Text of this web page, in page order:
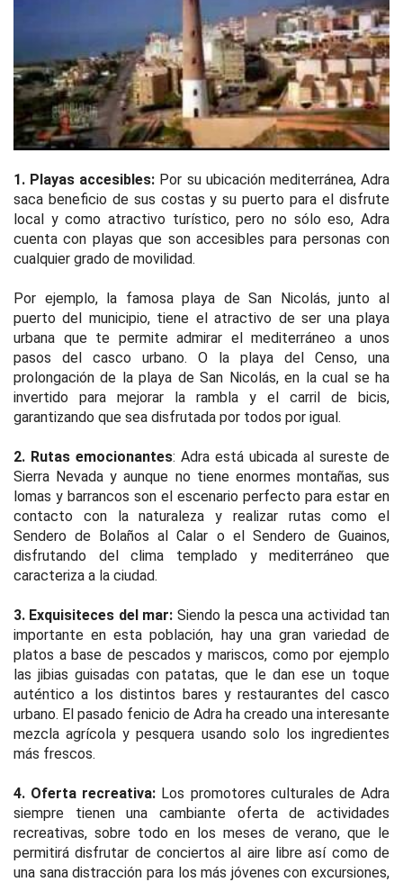
1. Playas accesibles: Por su ubicación mediterránea, Adra
saca beneficio de sus costas y su puerto para el disfrute
local y como atractivo turístico, pero no sólo eso, Adra
cuenta con playas que son accesibles para personas con
cualquier grado de movilidad.
Por ejemplo, la famosa playa de San Nicolás, junto al
puerto del municipio, tiene el atractivo de ser una playa
urbana que te permite admirar el mediterráneo a unos
pasos del casco urbano. O la playa del Censo, una
prolongación de la playa de San Nicolás, en la cual se ha
invertido para mejorar la rambla y el carril de bicis,
garantizando que sea disfrutada por todos por igual.
2. Rutas emocionantes: Adra está ubicada al sureste de
Sierra Nevada y aunque no tiene enormes montañas, sus
lomas y barrancos son el escenario perfecto para estar en
contacto con la naturaleza y realizar rutas como el
Sendero de Bolaños al Calar o el Sendero de Guainos,
disfrutando del clima templado y mediterráneo que
caracteriza a la ciudad.
3. Exquisiteces del mar: Siendo la pesca una actividad tan
importante en esta población, hay una gran variedad de
platos a base de pescados y mariscos, como por ejemplo
las jibias guisadas con patatas, que le dan ese un toque
auténtico a los distintos bares y restaurantes del casco
urbano. El pasado fenicio de Adra ha creado una interesante
mezcla agrícola y pesquera usando solo los ingredientes
más frescos.
4. Oferta recreativa: Los promotores culturales de Adra
siempre tienen una cambiante oferta de actividades
recreativas, sobre todo en los meses de verano, que le
permitirá disfrutar de conciertos al aire libre así como de
una sana distracción para los más jóvenes con excursiones,